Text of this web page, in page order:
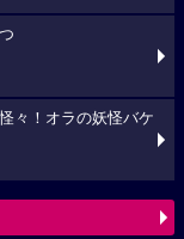
々！オラの妖怪バケ